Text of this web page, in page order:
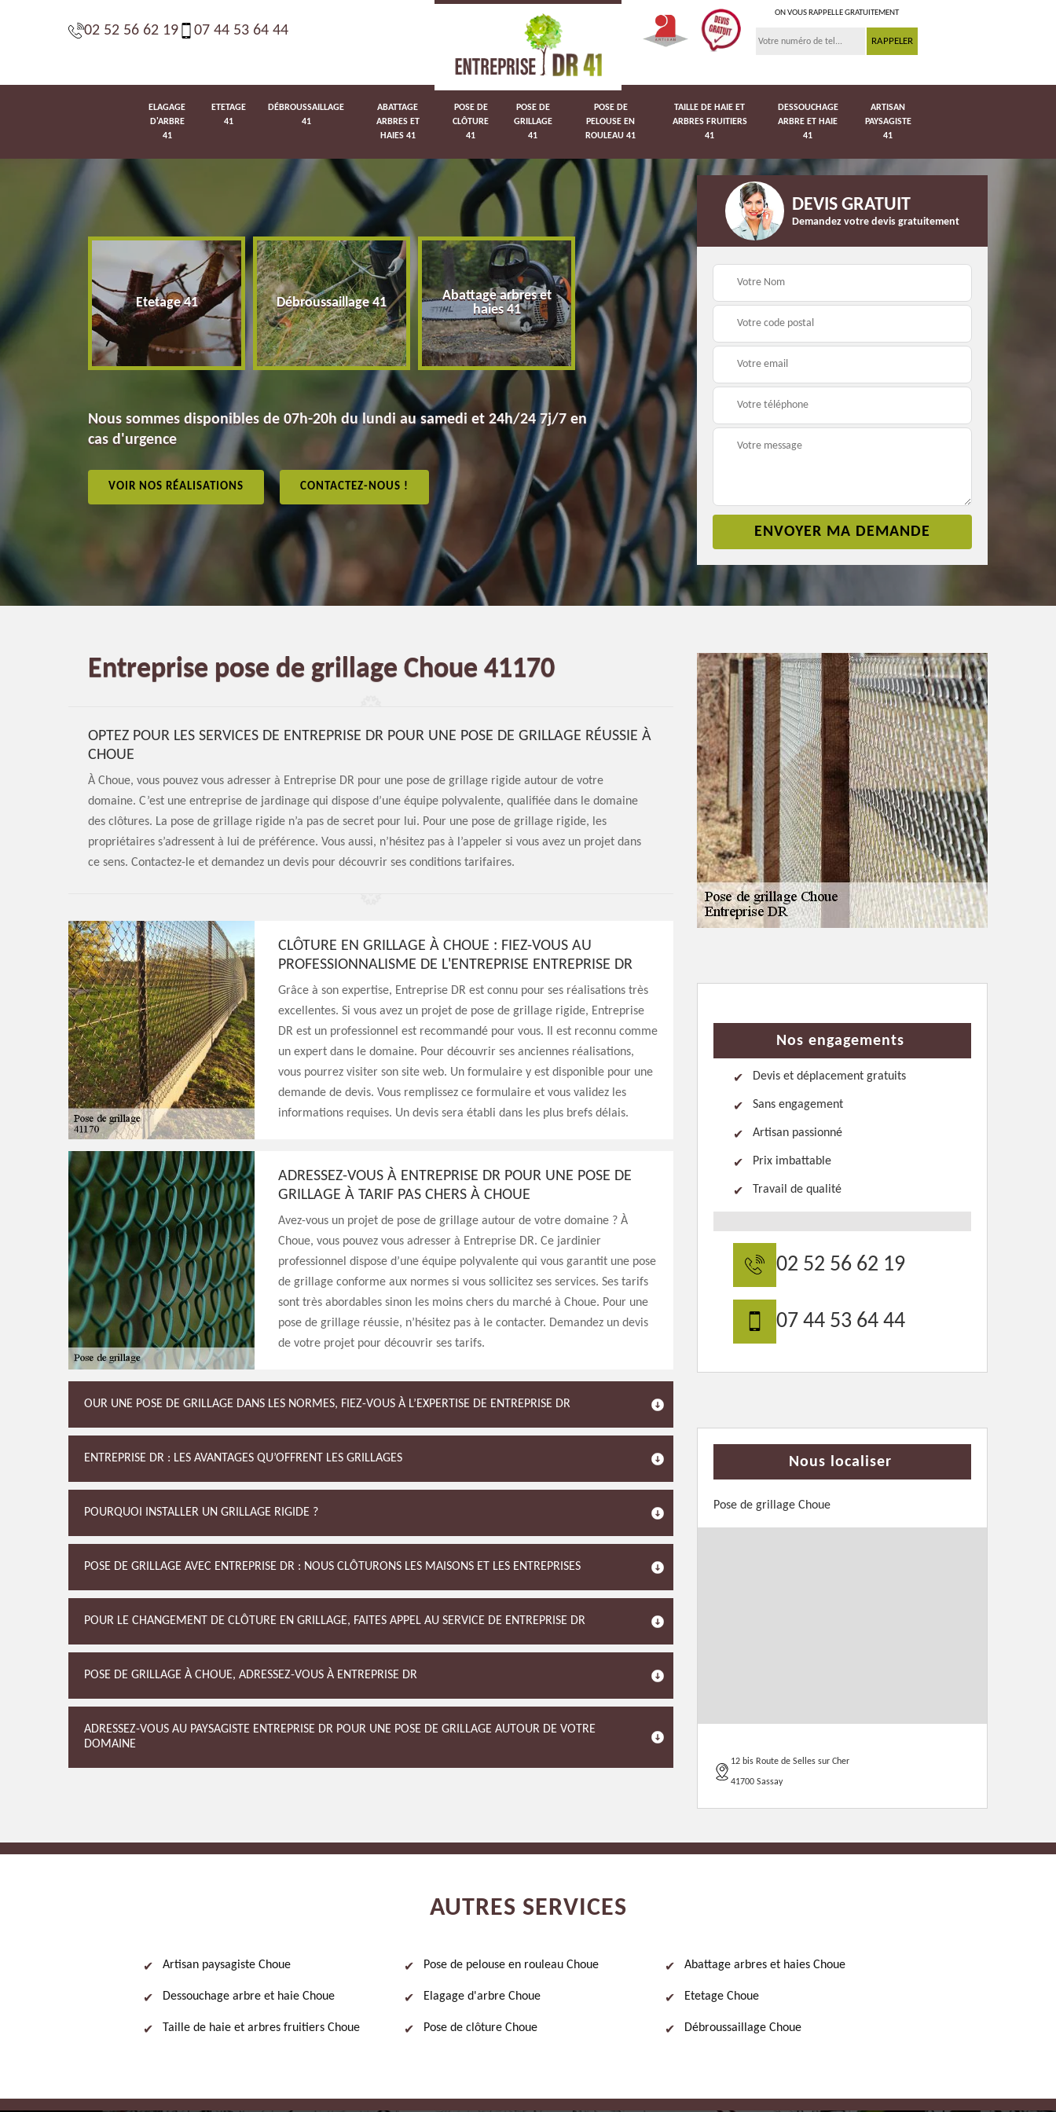
02 52 56 62 19 07 44 53 64 44
ON VOUS RAPPELLE GRATUITEMENT
ELAGAGE
D'ARBRE
41
ETETAGE
41
DÉBROUSSAILLAGE
41
ABATTAGE
ARBRES ET
HAIES 41
POSE DE
CLÔTURE
41
POSE DE
GRILLAGE
41
POSE DE
PELOUSE EN
ROULEAU 41
TAILLE DE HAIE ET
ARBRES FRUITIERS
41
DESSOUCHAGE
ARBRE ET HAIE
41
ARTISAN
PAYSAGISTE
41
Etetage 41 Débroussaillage 41
Abattage arbres et
haies 41
Pose de clôture 41 Pose de grillage 41
Pose de pelouse en
rouleau 41
Nous sommes disponibles de 07h-20h du lundi au samedi et 24h/24 7j/7 en
cas d'urgence
VOIR NOS RÉALISATIONS CONTACTEZ-NOUS !
DEVIS GRATUIT
Demandez votre devis gratuitement
Entreprise pose de grillage Choue 41170
OPTEZ POUR LES SERVICES DE ENTREPRISE DR POUR UNE POSE DE GRILLAGE RÉUSSIE À
CHOUE
À Choue, vous pouvez vous adresser à Entreprise DR pour une pose de grillage rigide autour de votre
domaine. C’est une entreprise de jardinage qui dispose d’une équipe polyvalente, qualifiée dans le domaine
des clôtures. La pose de grillage rigide n’a pas de secret pour lui. Pour une pose de grillage rigide, les
propriétaires s’adressent à lui de préférence. Vous aussi, n’hésitez pas à l’appeler si vous avez un projet dans
ce sens. Contactez-le et demandez un devis pour découvrir ses conditions tarifaires.
CLÔTURE EN GRILLAGE À CHOUE : FIEZ-VOUS AU
PROFESSIONNALISME DE L'ENTREPRISE ENTREPRISE DR
Grâce à son expertise, Entreprise DR est connu pour ses réalisations très
excellentes. Si vous avez un projet de pose de grillage rigide, Entreprise
DR est un professionnel est recommandé pour vous. Il est reconnu comme
un expert dans le domaine. Pour découvrir ses anciennes réalisations,
vous pourrez visiter son site web. Un formulaire y est disponible pour une
demande de devis. Vous remplissez ce formulaire et vous validez les
informations requises. Un devis sera établi dans les plus brefs délais.
ADRESSEZ-VOUS À ENTREPRISE DR POUR UNE POSE DE
GRILLAGE À TARIF PAS CHERS À CHOUE
Avez-vous un projet de pose de grillage autour de votre domaine ? À
Choue, vous pouvez vous adresser à Entreprise DR. Ce jardinier
professionnel dispose d’une équipe polyvalente qui vous garantit une pose
de grillage conforme aux normes si vous sollicitez ses services. Ses tarifs
sont très abordables sinon les moins chers du marché à Choue. Pour une
pose de grillage réussie, n’hésitez pas à le contacter. Demandez un devis
de votre projet pour découvrir ses tarifs.
OUR UNE POSE DE GRILLAGE DANS LES NORMES, FIEZ-VOUS À L’EXPERTISE DE ENTREPRISE DR
ENTREPRISE DR : LES AVANTAGES QU’OFFRENT LES GRILLAGES
POURQUOI INSTALLER UN GRILLAGE RIGIDE ?
POSE DE GRILLAGE AVEC ENTREPRISE DR : NOUS CLÔTURONS LES MAISONS ET LES ENTREPRISES
POUR LE CHANGEMENT DE CLÔTURE EN GRILLAGE, FAITES APPEL AU SERVICE DE ENTREPRISE DR
POSE DE GRILLAGE À CHOUE, ADRESSEZ-VOUS À ENTREPRISE DR
ADRESSEZ-VOUS AU PAYSAGISTE ENTREPRISE DR POUR UNE POSE DE GRILLAGE AUTOUR DE VOTRE
DOMAINE
Nos engagements
Devis et déplacement gratuits
Sans engagement
Artisan passionné
Prix imbattable
Travail de qualité
02 52 56 62 19
07 44 53 64 44
Nous localiser
Pose de grillage Choue
12 bis Route de Selles sur Cher
41700 Sassay
AUTRES SERVICES
Artisan paysagiste Choue
Dessouchage arbre et haie Choue
Taille de haie et arbres fruitiers Choue
Pose de pelouse en rouleau Choue
Elagage d'arbre Choue
Pose de clôture Choue
Abattage arbres et haies Choue
Etetage Choue
Débroussaillage Choue